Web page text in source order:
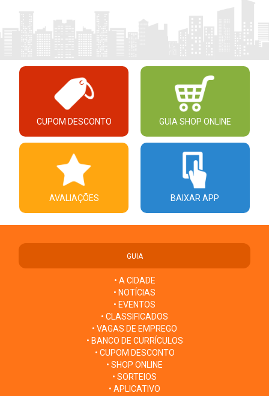
CUPOM DESCONTO GUIA SHOP ONLINE
AVALIAÇÕES BAIXAR APP
GUIA
• A CIDADE
• NOTÍCIAS
• EVENTOS
• CLASSIFICADOS
• VAGAS DE EMPREGO
• BANCO DE CURRÍCULOS
• CUPOM DESCONTO
• SHOP ONLINE
• SORTEIOS
• APLICATIVO